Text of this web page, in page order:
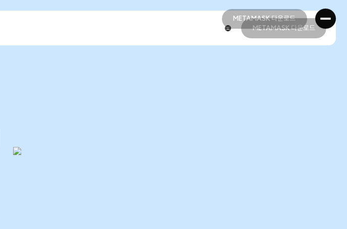
METAMASK 다운로드
METAMASK 다운로드
METAMASK 다운로드